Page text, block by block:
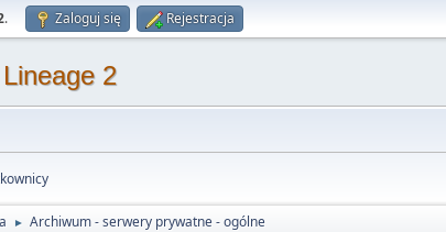
. Zaloguj się Rejestracja
2
► Archiwum - serwery prywatne - ogólne